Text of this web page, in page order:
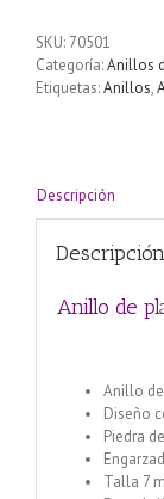
ópalo
azul
diseño
cantidad
SKU: 70501
Categoría:Anillos
Etiquetas:Anillos,
Descripción
Descripción
Anillo de
Anillo
Diseño
Piedra
Talla 7